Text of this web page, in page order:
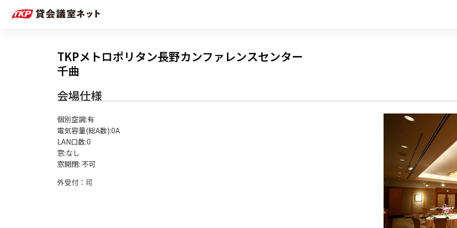
TKPメトロポリタン長野カンファレンスセンター
千曲
会場仕様
個別空調:有
電気容量(総A数):0A
LAN口数:0
窓:なし
外受付：可